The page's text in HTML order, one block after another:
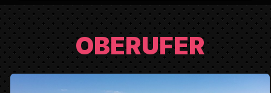
OBERUFER